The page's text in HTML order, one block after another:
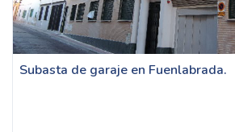
Subasta de garaje en Fuenlabrada.